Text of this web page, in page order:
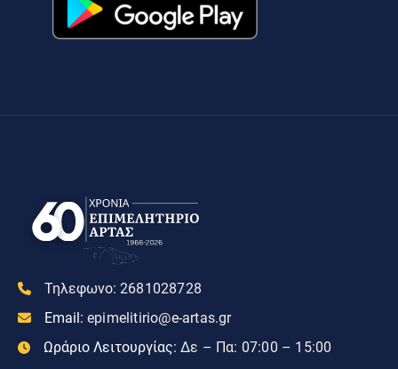
Τηλεφωνο: 2681028728
Email: epimelitirio@e-artas.gr
Ωράριο Λειτουργίας: Δε – Πα: 07:00 – 15:00